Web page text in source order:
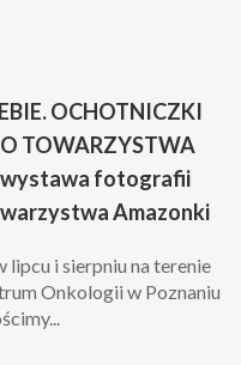
OCHOTNICZKI
TOWARZYSTWA
wystawa fotografii
Amazonki
lipcu i sierpniu na terenie
Onkologii w Poznaniu